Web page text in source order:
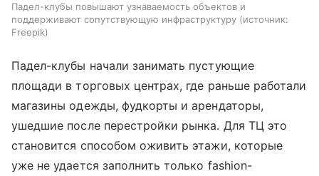
Падел-клубы повышают узнаваемость объектов и
поддерживают сопутствующую инфраструктуру
источник:
Freepik
Падел-клубы начали занимать пустующие
площади в торговых центрах, где раньше работали
магазины одежды, фудкорты и арендаторы,
ушедшие после перестройки рынка. Для ТЦ это
становится способом оживить этажи, которые
уже не удается заполнить только fashion-